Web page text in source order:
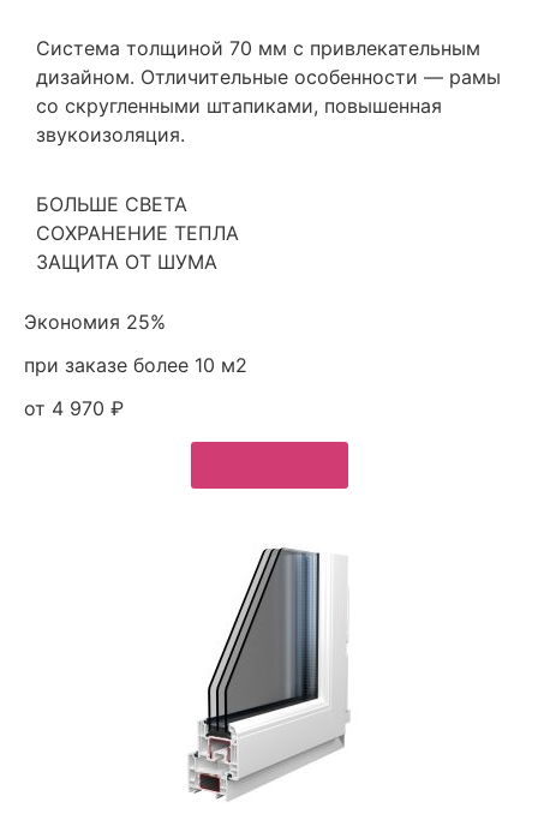
Система толщиной 70 мм с привлекательным
дизайном. Отличительные особенности — рамы
со скругленными штапиками, повышенная
звукоизоляция.
БОЛЬШЕ СВЕТА
СОХРАНЕНИЕ ТЕПЛА
ЗАЩИТА ОТ ШУМА
Экономия 25%
при заказе более 10 м2
от 4 970 ₽